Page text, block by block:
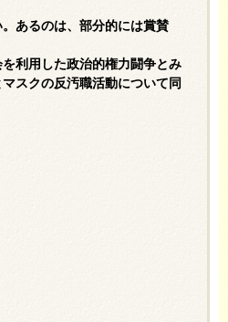
あるのは、部分的には賞賛
利用した政治的権力闘争とみ
スクの反汚職活動について同